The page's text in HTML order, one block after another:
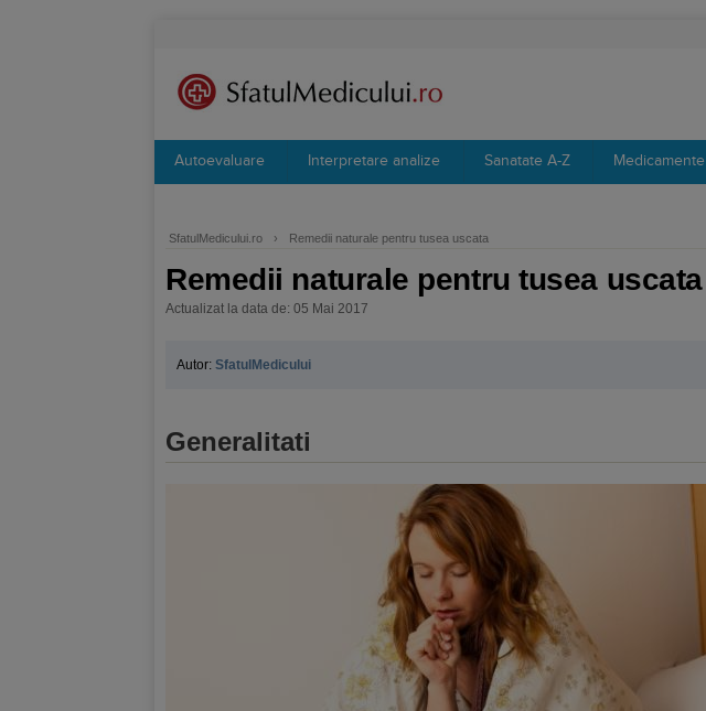
Autoevaluare Interpretare analize Sanatate A-Z Medicamente
SfatulMedicului.ro › Remedii naturale pentru tusea uscata
Remedii naturale pentru tusea uscata
Actualizat la data de: 05 Mai 2017
Autor: SfatulMedicului
Generalitati